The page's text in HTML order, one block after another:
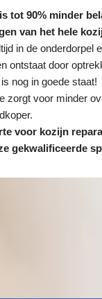
tot 90% minder
van het hele
in de onderdorpel
ontstaat door
nog in goede staat!
zorgt voor minder
voor kozijn
gekwalificeerde